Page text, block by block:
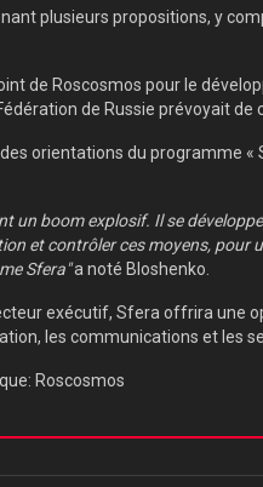
plusieurs propositions, y
de Roscosmos pour le
de Russie prévoyait
orientations du programme
un boom explosif. Il se
et contrôler ces moyens,
Sfera"a noté Bloshenko.
exécutif, Sfera offrira une
les communications et les
Roscosmos